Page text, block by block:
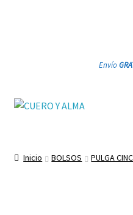
Envío
Ir
Ir
Inicio BOLSOS PULGA